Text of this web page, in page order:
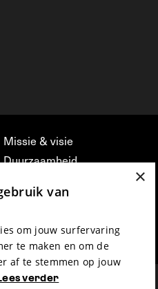
Missie & visie
Duurzaamheid
vrijwilligerswerk bij FFG
Privacy & Disclaimer
×
van
om jouw surfervaring
te maken en om de
af te stemmen op jouw
verder